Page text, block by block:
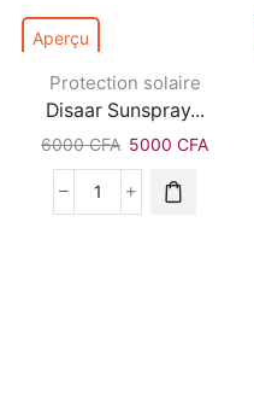
Aperçu
Protection solaire
Disaar Sunspray...
6000CFA 5000CFA